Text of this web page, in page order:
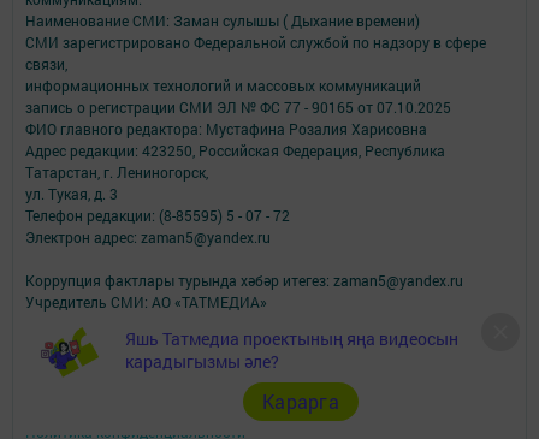
Яшь Татмедиа проектының яңа видеосын
карадыгызмы әле?
Карарга
Наименование СМИ: Заман сулышы ( Дыхание времени)
СМИ зарегистрировано Федеральной службой по надзору в сфере
связи,
информационных технологий и массовых коммуникаций
запись о регистрации СМИ ЭЛ № ФС 77 - 90165 от 07.10.2025
ФИО главного редактора: Мустафина Розалия Харисовна
Адрес редакции: 423250, Российская Федерация, Республика
Татарстан, г. Лениногорск,
ул. Тукая, д. 3
Телефон редакции: (8-85595) 5 - 07 - 72
Электрон адрес: zaman5@yandex.ru
Коррупция фактлары турында хәбәр итегез: zaman5@yandex.ru
Учредитель СМИ: АО «ТАТМЕДИА»
Антикоррупционная политика
АО «ТАТМЕДИА» использует «cookie»
удобства пользователей сайтом.
Использование «cookie» можно отменить в настройках браузера.
Политика конфиденциальности